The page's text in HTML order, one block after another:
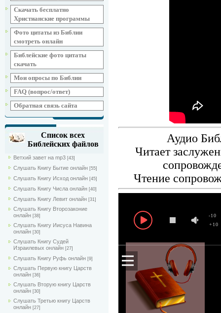
Скачать бесплатно
Христианские программы
Фото цитаты из Библии
смотреть онлайн
Библейские фото цитаты
скачать
Мои опросы по Библии
FAQ (вопрос/ответ)
Обратная связь сайта
Список всех
Библейских файлов
Ветхий завет на mp3 [43]
Слушать Книгу Бытие онлайн [55]
Слушать Книгу Исход онлайн [45]
Слушать Книгу Числа онлайн [40]
Слушать Книгу Левит онлайн [31]
Слушать Книгу Второзаконие
онлайн [38]
Слушать Книгу Иисуса Навина
онлайн [30]
Слушать Книгу Судей
Израилевых онлайн [27]
Слушать Книгу Руфь онлайн [9]
Слушать Первую книгу Царств
онлайн [36]
Слушать Вторую книгу Царств
онлайн [30]
Слушать Третью книгу Царств
онлайн [27]
Аудио
Читает
Чтение
+10
-10